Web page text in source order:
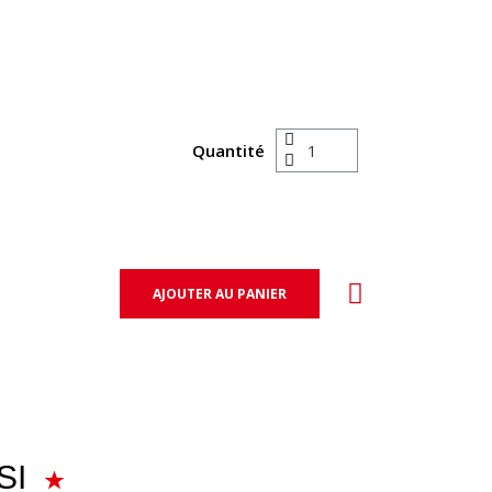
Quantité
AJOUTER AU PANIER